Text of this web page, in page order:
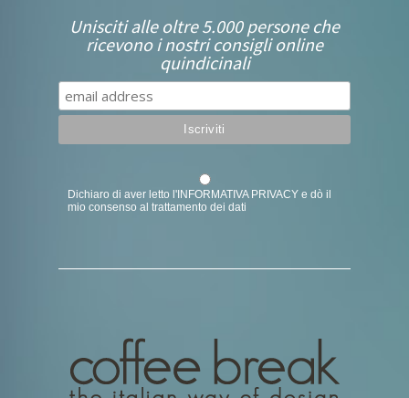
Unisciti alle oltre 5.000 persone che
ricevono i nostri consigli online
quindicinali
Dichiaro di aver letto l'INFORMATIVA PRIVACY e dò il
mio consenso al trattamento dei dati